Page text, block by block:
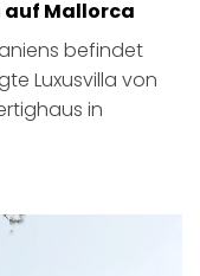
auf Mallorca
befindet
Luxusvilla von
in